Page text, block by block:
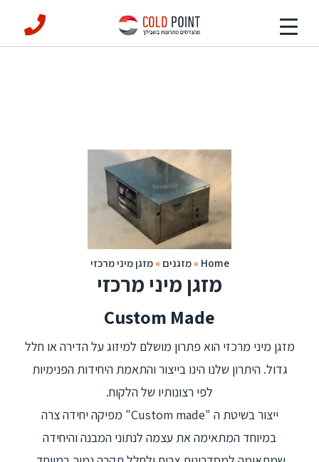
Home
»מזגנים»מזגן מיני מרכזי
מזגן מיני מרכזי
Custom Made
מזגן מיני מרכזי הוא פתרון מושלם למיזוג על הדירה או
חלל גדול. היתרון שלנו הינו בייצור והתאמת היחידות
הפנימיות לפי רצונותיו של הלקוח.
ייצור בשיטת ה "Custom made" מפיקה יחידה צרה
במיוחד המתאימה את עצמה לנתוני המבנה והיחידה
שמתאימה למסדרונות צרים ולחלל תקרה נמוך במיוחד.